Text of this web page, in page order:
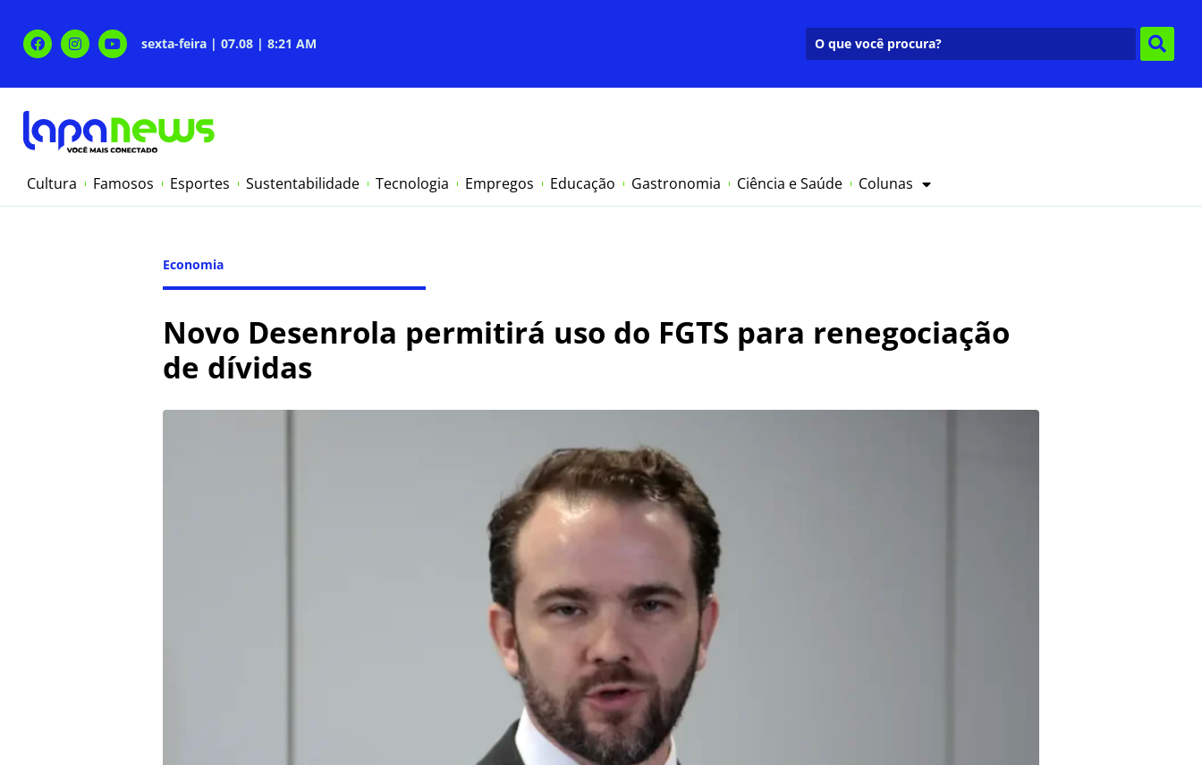
sexta-feira | 07.08 | 8:21 AM
Cultura Famosos Esportes Sustentabilidade Tecnologia Empregos Educação Gastronomia Ciência e Saúde Colunas
Economia
Novo Desenrola permitirá uso do FGTS para renegociação
de dívidas